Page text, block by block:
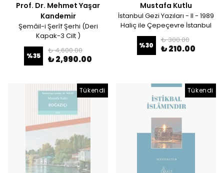
Prof. Dr. Mehmet Yaşar
Kandemir
Şemâil-i Şerîf Şerhi (Deri
Kapak-3 Cilt )
%35
₺ 4,600.00
₺ 2,990.00
Mustafa Kutlu
İstanbul Gezi Yazıları - II - 1989
Haliç ile Çepeçevre İstanbul
%30
₺ 300.00
₺ 210.00
Tükendi Tükendi